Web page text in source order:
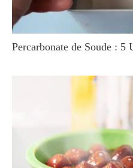
Percarbonate de Soude :